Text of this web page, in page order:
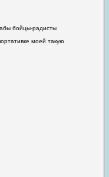
бойцы-радисты
моей такую